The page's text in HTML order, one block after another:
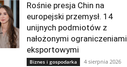
Rośnie presja Chin na
europejski przemysł. 14
unijnych podmiotów z
nałożonymi ograniczeniami
eksportowymi
Biznes i gospodarka 4 sierpnia 2026